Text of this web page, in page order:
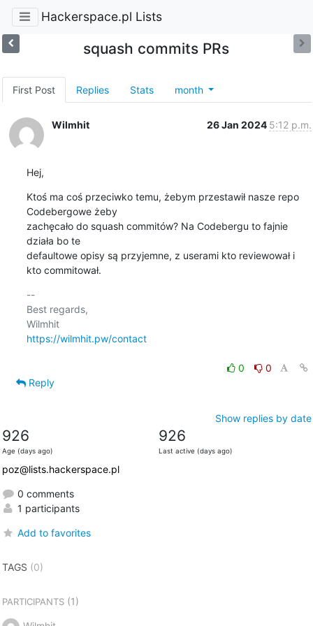
Hackerspace.pl Lists
squash commits PRs
First Post Replies Stats month
Wilmhit 26 Jan 2024 5:12 p.m.
Hej,
Ktoś ma coś przeciwko temu, żebym przestawił nasze repo
Codebergowe żeby
zachęcało do squash commitów? Na Codebergu to fajnie
działa bo te
defaultowe opisy są przyjemne, z userami kto reviewował i
kto commitował.
--
Best regards,
Wilmhit
https://wilmhit.pw/contact
0
0
Reply
Show replies by date
926
Age (days ago)
926
Last active (days ago)
poz@lists.hackerspace.pl
0 comments
1 participants
Add to favorites
TAGS (0)
PARTICIPANTS(1)